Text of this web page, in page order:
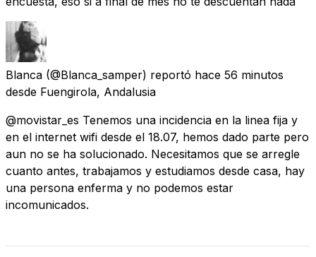
Blanca (@Blanca_samper) reportó hace 56 minutos
desde Fuengirola, Andalusia
@movistar_es Tenemos una incidencia en la linea fija y
en el internet wifi desde el 18.07, hemos dado parte pero
aun no se ha solucionado. Necesitamos que se arregle
cuanto antes, trabajamos y estudiamos desde casa, hay
una persona enferma y no podemos estar
incomunicados.